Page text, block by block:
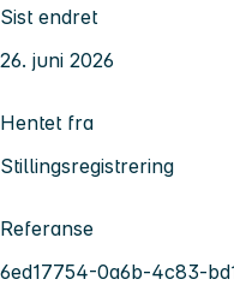
Sist endret
26. juni 2026
Hentet fra
Stillingsregistrering
Referanse
6ed17754-0a6b-4c83-